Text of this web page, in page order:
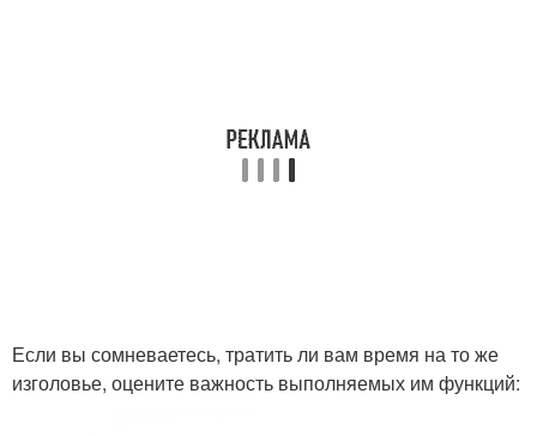
Если вы сомневаетесь, тратить ли вам время на то же
изголовье, оцените важность выполняемых им функций: